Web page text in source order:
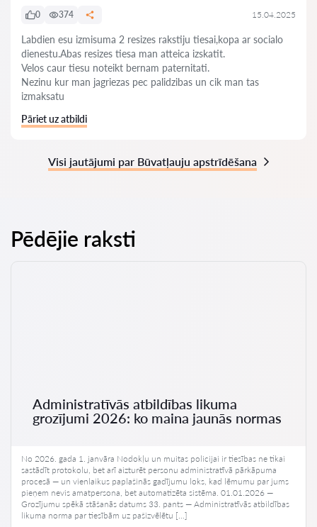
0 374 15.04.2025
Labdien esu izmisuma 2 resizes rakstiju tiesai,kopa ar socialo
dienestu.Abas resizes tiesa man atteica izskatit.
Velos caur tiesu noteikt bernam paternitati.
Nezinu kur man jagriezas pec palidzibas un cik man tas
izmaksatu
Pāriet uz atbildi
Visi jautājumi par Būvatļauju apstrīdēšana
Pēdējie raksti
Administratīvās atbildības likuma
grozījumi 2026: ko maina jaunās normas
No 2026. gada 1. janvāra Nodokļu un muitas policijai ir tiesības ne tikai
sastādīt protokolu, bet arī aizturēt personu administratīvā pārkāpuma
procesā — un vienlaikus paplašinās gadījumu loks, kad lēmumu par jums
pieņem nevis amatpersona, bet automatizēta sistēma. 01.01.2026 —
Grozījumu spēkā stāšanās datums 33. pants — Administratīvās atbildības
likuma norma par tiesībām uz pašizvēlētu […]